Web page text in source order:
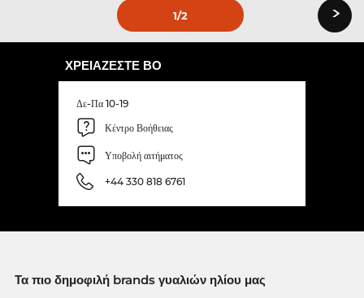
1/2 ›
ΧΡΕΙΆΖΕΣΤΕ ΒΟ
Δε-Πα 10-19
Κέντρο Βοήθειας
Υποβολή αιτήματος
+44 330 818 6761
Τα πιο δημοφιλή brands γυαλιών ηλίου μας